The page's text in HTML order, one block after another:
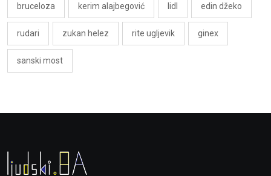
bruceloza kerim alajbegović lidl edin džeko
rudari zukan helez rite ugljevik ginex
sanski most